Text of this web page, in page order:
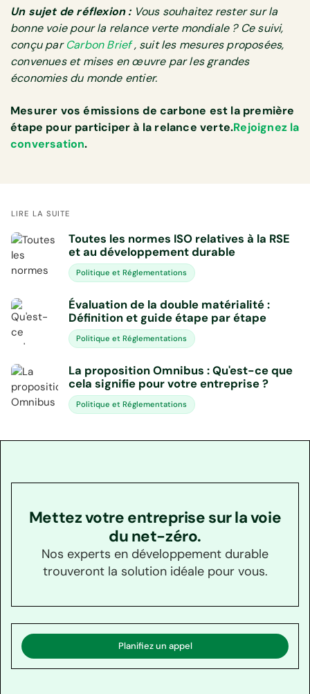
Un sujet de réflexion : Vous souhaitez rester sur la
bonne voie pour la relance verte mondiale ? Ce suivi,
conçu parCarbon Brief, suit les mesures proposées,
convenues et mises en œuvre par les grandes
économies du monde entier.
Mesurer vos émissions de carbone est la première
étape pour participer à la relance verte.Rejoignez la
conversation.
LIRE LA SUITE
Toutes les normes ISO relatives à la RSE
et au développement durable
Politique et Réglementations
Évaluation de la double matérialité :
Définition et guide étape par étape
Politique et Réglementations
La proposition Omnibus : Qu'est-ce que
cela signifie pour votre entreprise ?
Politique et Réglementations
Mettez votre entreprise sur la voie
du net-zéro.
Nos experts en développement durable
trouveront la solution idéale pour vous.
Planifiez un appel